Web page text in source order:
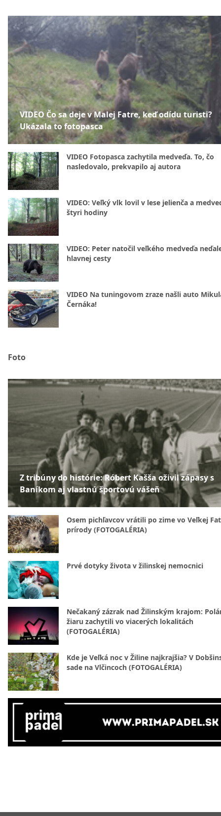
VIDEO Čo sa deje v Malej Fatre, keď odídu turisti?
Ukázala to fotopasca
VIDEO Fotopasca zachytila medveďa. To, čo
nasledovalo, prekvapilo aj autora
VIDEO: Veľký vlk lovil v lese jelienča a
štyri hodiny
VIDEO: Peter natočil veľkého medveďa
hlavnej cesty
VIDEO Na tuningovom zraze našli auto
Černáka!
Foto
Z tribúny do histórie: Róbert Kašša oživil zápasy s
Baníkom aj vlastnú športovú vášeň
Osem pichľavcov vrátili po zime vo Veľkej
prírody (FOTOGALÉRIA)
Prvé dotyky života v žilinskej nemocnici
Nečakaný zázrak nad Žilinským krajom:
žiaru zachytili vo viacerých lokalitách
(FOTOGALÉRIA)
Kde je Veľká noc v Žiline najkrajšia? V
sade na Vlčincoch (FOTOGALÉRIA)